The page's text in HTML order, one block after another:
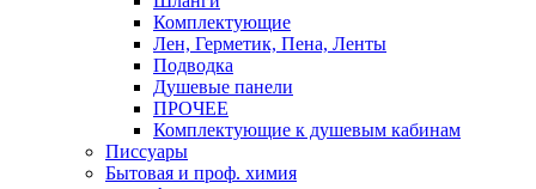
Комплектующие
Лен, Герметик, Пена, Ленты
Подводка
Душевые панели
ПРОЧЕЕ
Комплектующие к душевым кабинам
Писсуары
Бытовая и проф. химия